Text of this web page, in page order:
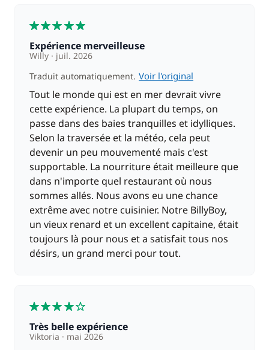
● L'ordre des escales indiquées ci-dessus est donné
à titre indicatif.
● Toutes les escales ne pourront pas forcément
être réalisées durant la croisière.
● Cette croisière de 5 jours peut accueillir des
voyageurs ayant choisi une durée plus longue ou
plus courte. Il est donc possible que des passagers
rejoignent ou quittent le bateau en cours de
parcours.
Expérience merveilleuse
Willy
juil. 2026
Traduit automatiquement. Voir l'original
Tout le monde qui est en mer devrait vivre
cette expérience. La plupart du temps, on
passe dans des baies tranquilles et idylliques.
Selon la traversée et la météo, cela peut
devenir un peu mouvementé mais c'est
supportable. La nourriture était meilleure que
dans n'importe quel restaurant où nous
sommes allés. Nous avons eu une chance
extrême avec notre cuisinier. Notre BillyBoy,
un vieux renard et un excellent capitaine, était
toujours là pour nous et a satisfait tous nos
désirs, un grand merci pour tout.
Très belle expérience
Viktoria mai 2026